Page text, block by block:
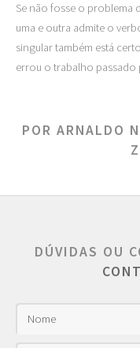
Se não fosse o problema
uma e outra admite o
singular também está
errou o trabalho passado
POR ARNALDO
DÚVIDAS OU